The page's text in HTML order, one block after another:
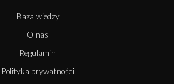
Baza wiedzy
O nas
Regulamin
Polityka prywatności